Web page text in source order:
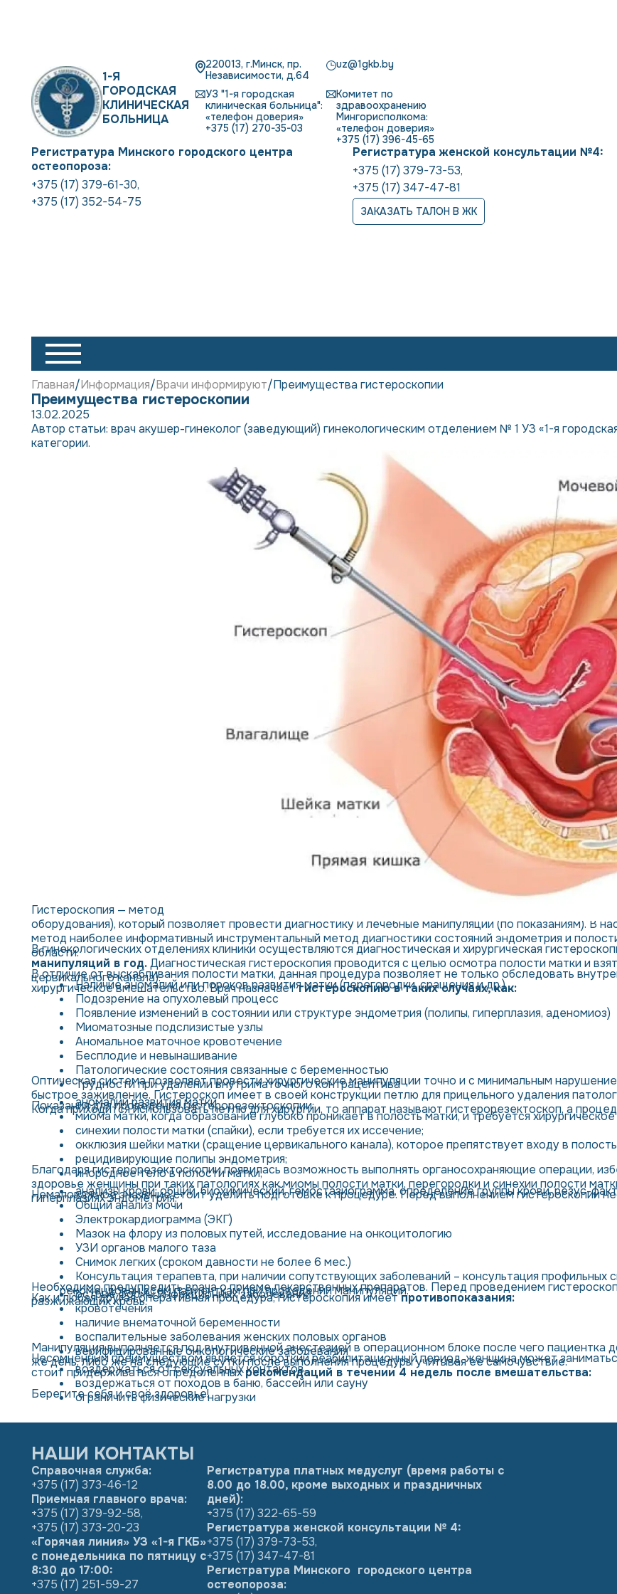
1-Я
ГОРОДСКАЯ
КЛИНИЧЕСКАЯ
БОЛЬНИЦА
220013, г.Минск, пр.
Независимости, д.64
uz@1gkb.by
УЗ "1-я городская
клиническая больница":
«телефон доверия»
+375 (17) 270-35-03
Комитет по
здравоохранению
Мингорисполкома:
«телефон доверия»
+375 (17) 396-45-65
Регистратура Минского городского центра
остеопороза:
+375 (17) 379-61-30,
+375 (17) 352-54-75
Регистратура женской консультации №4:
+375 (17) 379-73-53,
+375 (17) 347-47-81
ЗАКАЗАТЬ ТАЛОН В ЖК
Главная Информация Врачи информируют Преимущества гистероскопии
Преимущества гистероскопии
13.02.2025
Автор статьи: врач акушер-гинеколог (заведующий) гинекологическим отделением № 1 УЗ «1-я
категории.
Гистероскопия — метод малоинвазивного обследования полости матки и цервикального канала при
оборудования), который позволяет провести диагностику и лечебные манипуляции (по показаниям). В
метод наиболее информативный инструментальный метод диагностики состояний эндометрия и
области.
В гинекологических отделениях клиники осуществляются диагностическая и хирургическая
манипуляций в год.Диагностическая гистероскопия проводится с целью осмотра полости матки и
цервикального канала).
В отличие от выскабливания полости матки, данная процедура позволяет не только обследовать
хирургическое вмешательство. Врач назначаетгистероскопию в таких случаях, как:
Наличие аномалий или пороков развития матки (перегородки, сращения и др.)
Подозрение на опухолевый процесс
Появление изменений в состоянии или структуре эндометрия (полипы, гиперплазия, аденомиоз)
Миоматозные подслизистые узлы
Аномальное маточное кровотечение
Бесплодие и невынашивание
Патологические состояния связанные с беременностью
Трудности при удалении внутриматочного контрацептива
Оптическая система позволяет провести хирургические манипуляции точно и с минимальным
быстрое заживление. Гистероскоп имеет в своей конструкции петлю для прицельного удаления
Когда приходится использовать петлю для хирургии, то аппарат называют гистерорезектоскоп, а
Показания для проведения гистерорезектоскопии:
аномалии развития матки
миома матки, когда образование глубоко проникает в полость матки, и требуется
синехии полости матки (спайки), если требуется их иссечение;
окклюзия шейки матки (сращение цервикального канала), которое препятствует входу в
рецидивирующие полипы эндометрия;
инородное тело в полости матки;
Благодаря гистерорезектоскопии появилась возможность выполнять органосохраняющие операции,
здоровье женщины при таких патологиях как миомы полости матки, перегородки и синехии полости
гиперплазиях эндометрия.
Немаловажное значение стоит уделить подготовке к процедуре. Перед выполнением гистероскопии
анализы крови: общий, биохимический, гемостазиограмма, определение группы крови, резус-
Общий анализ мочи
Электрокардиограмма (ЭКГ)
Мазок на флору из половых путей, исследование на онкоцитологию
УЗИ органов малого таза
Снимок легких (сроком давности не более 6 мес.)
Консультация терапевта, при наличии сопутствующих заболеваний – консультация
рекомендован всем пациенткам при проведении манипуляции.
Необходимо предупредить врача о приеме лекарственных препаратов. Перед проведением
разжижающих кровь.
Как и любая другая оперативная процедура, гистероскопия имеетпротивопоказания:
острые формы инфекционных заболеваний
кровотечения
наличие внематочной беременности
воспалительные заболевания женских половых органов
верифицированные онкологические заболевания
Манипуляция выполняется под внутривенной анестезией в операционном блоке после чего пациентка
же день, либо же на следующие сутки после выполнения процедуры учитывая ее самочувствие.
Несомненным преимуществом является короткий реабилитационный период, женщина может
стоит придерживаться определенныхрекомендаций в течении 4 недель после вмешательства:
воздержаться от сексуальных контактов
воздержаться от походов в баню, бассейн или сауну
ограничить физические нагрузки
Берегите себя и своё здоровье!
НАШИ КОНТАКТЫ
Справочная служба:
+375 (17) 373-46-12
Приемная главного врача:
+375 (17) 379-92-58,
+375 (17) 373-20-23
«Горячая линия» УЗ «1-я ГКБ»
с понедельника по пятницу с
8:30 до 17:00:
+375 (17) 251-59-27
Регистратура платных медуслуг (время работы с
8.00 до 18.00, кроме выходных и праздничных
дней):
+375 (17) 322-65-59
Регистратура женской консультации № 4:
+375 (17) 379-73-53,
+375 (17) 347-47-81
Регистратура Минского городского центра
остеопороза: